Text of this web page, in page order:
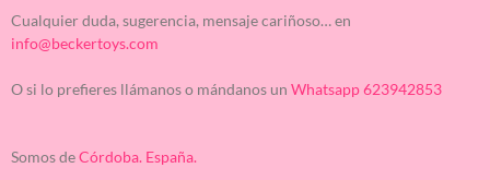
Cualquier duda, sugerencia, mensaje cariñoso… en
info@beckertoys.com
O si lo prefieres llámanos o mándanos un Whatsapp 623942853
Somos deCórdoba. España.